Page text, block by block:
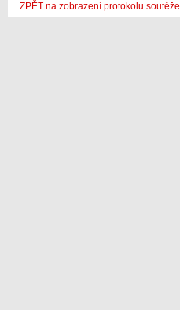
ZPĚT na zobrazení protokolu soutěže